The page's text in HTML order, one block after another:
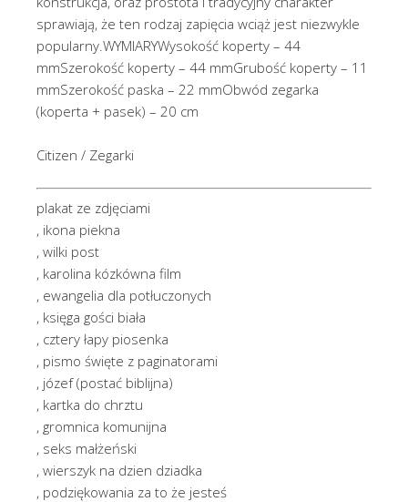
sprawiają, że ten rodzaj zapięcia wciąż jest niezwykle
popularny.WYMIARYWysokość koperty – 44
mmSzerokość koperty – 44 mmGrubość koperty – 11
mmSzerokość paska – 22 mmObwód zegarka
(koperta + pasek) – 20 cm
Citizen / Zegarki
plakat ze zdjęciami
, ikona piekna
, wilki post
, karolina kózkówna film
, ewangelia dla potłuczonych
, księga gości biała
, cztery łapy piosenka
, pismo święte z paginatorami
, józef (postać biblijna)
, kartka do chrztu
, gromnica komunijna
, seks małżeński
, wierszyk na dzien dziadka
, podziękowania za to że jesteś